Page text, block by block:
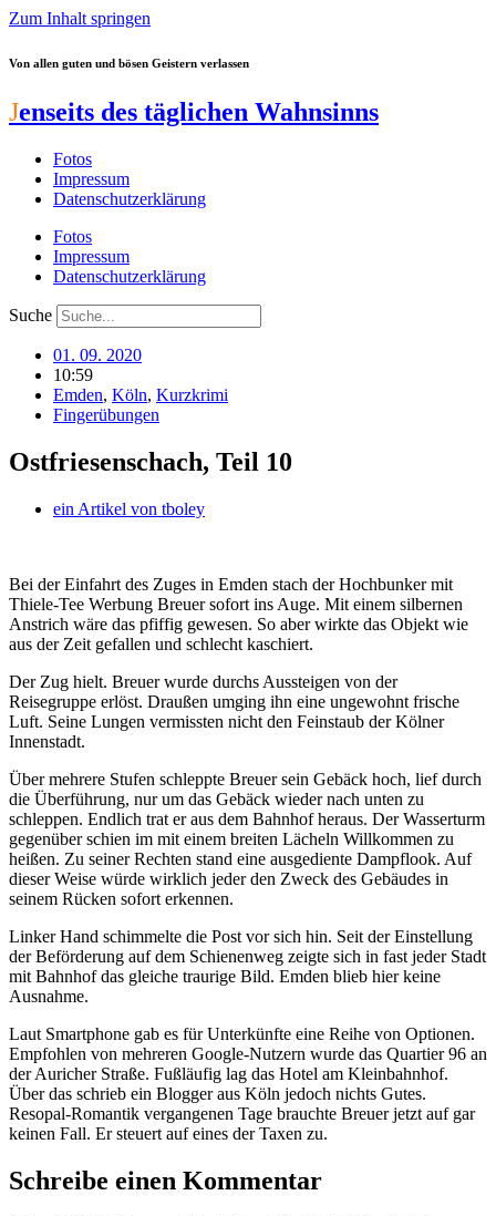
Zum Inhalt springen
Von allen guten und bösen Geistern verlassen
Jenseits des täglichen Wahnsinns
Fotos
Impressum
Datenschutzerklärung
Fotos
Impressum
Datenschutzerklärung
Suche
01. 09. 2020
10:59
Emden, Köln, Kurzkrimi
Fingerübungen
Ostfriesenschach, Teil 10
ein Artikel von tboley
Bei der Einfahrt des Zuges in Emden stach der Hochbunker mit
Thiele-Tee Werbung Breuer sofort ins Auge. Mit einem silbernen
Anstrich wäre das pfiffig gewesen. So aber wirkte das Objekt wie
aus der Zeit gefallen und schlecht kaschiert.
Der Zug hielt. Breuer wurde durchs Aussteigen von der
Reisegruppe erlöst. Draußen umging ihn eine ungewohnt frische
Luft. Seine Lungen vermissten nicht den Feinstaub der Kölner
Innenstadt.
Über mehrere Stufen schleppte Breuer sein Gebäck hoch, lief durch
die Überführung, nur um das Gebäck wieder nach unten zu
schleppen. Endlich trat er aus dem Bahnhof heraus. Der Wasserturm
gegenüber schien im mit einem breiten Lächeln Willkommen zu
heißen. Zu seiner Rechten stand eine ausgediente Dampflook. Auf
dieser Weise würde wirklich jeder den Zweck des Gebäudes in
seinem Rücken sofort erkennen.
Linker Hand schimmelte die Post vor sich hin. Seit der Einstellung
der Beförderung auf dem Schienenweg zeigte sich in fast jeder Stadt
mit Bahnhof das gleiche traurige Bild. Emden blieb hier keine
Ausnahme.
Laut Smartphone gab es für Unterkünfte eine Reihe von Optionen.
Empfohlen von mehreren Google-Nutzern wurde das Quartier 96 an
der Auricher Straße. Fußläufig lag das Hotel am Kleinbahnhof.
Über das schrieb ein Blogger aus Köln jedoch nichts Gutes.
Resopal-Romantik vergangenen Tage brauchte Breuer jetzt auf gar
keinen Fall. Er steuert auf eines der Taxen zu.
Schreibe einen Kommentar